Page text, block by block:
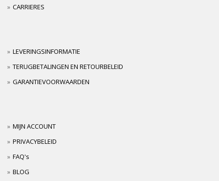
CARRIERES
LEVERINGSINFORMATIE
TERUGBETALINGEN EN RETOURBELEID
GARANTIEVOORWAARDEN
MIJN ACCOUNT
PRIVACYBELEID
FAQ's
BLOG